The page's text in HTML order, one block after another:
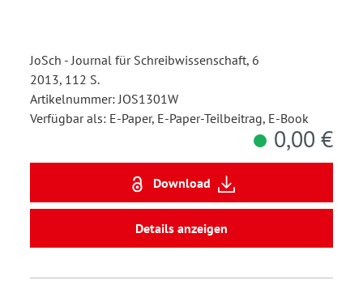
JoSch - Journal für Schreibwissenschaft, 6
2013, 112 S.
Artikelnummer: JOS1301W
Verfügbar als: E-Paper, E-Paper-Teilbeitrag, E-Book
0,00 €
Download
Details anzeigen